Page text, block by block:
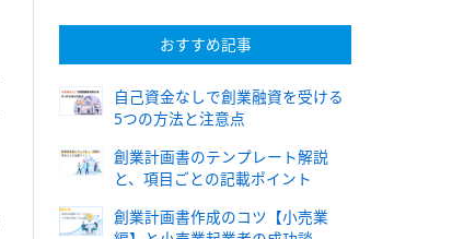
おすすめ記事
自己資金なしで創業融資を受ける
5つの方法と注意点
創業計画書のテンプレート解説
と、項目ごとの記載ポイント
創業計画書作成のコツ【小売業